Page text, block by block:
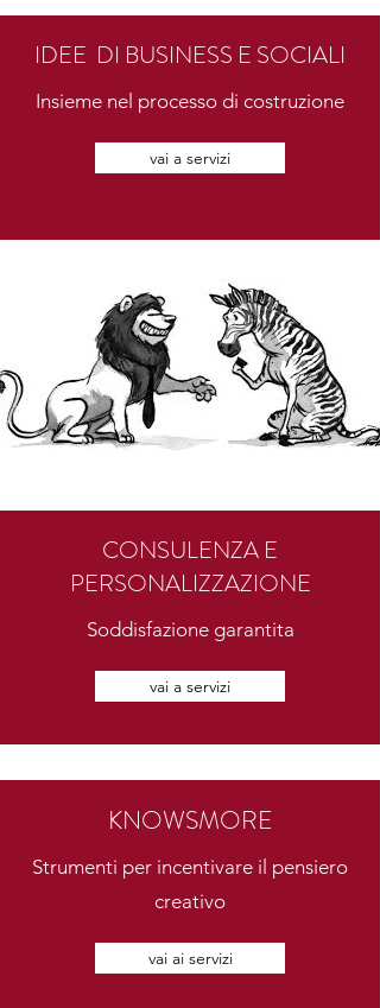
IDEE DI BUSINESS E SOCIALI
Insieme nel processo di costruzione
vai a servizi
CONSULENZA E
PERSONALIZZAZIONE
Soddisfazione garantita
vai a servizi
KNOWSMORE
Strumenti per incentivare il pensiero
creativo
vai ai servizi